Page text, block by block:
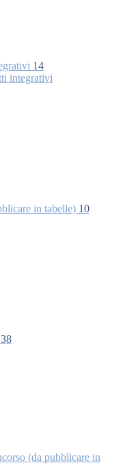
14
integrativi
in tabelle) 10
38
(da pubblicare in